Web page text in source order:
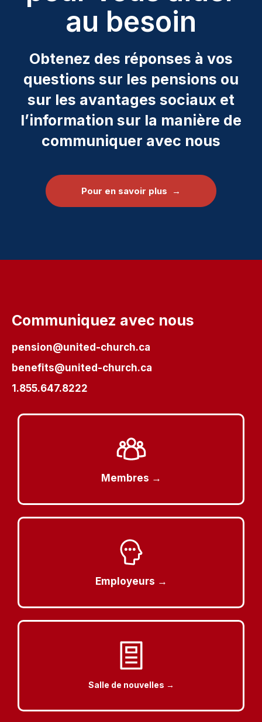
au besoin
Obtenez des réponses à vos
questions sur les pensions ou
sur les avantages sociaux et
l’information sur la manière de
communiquer avec nous
Pour en savoir plus →
Communiquez avec nous
pension@united-church.ca
benefits@united-church.ca
1.855.647.8222
Membres →
Employeurs →
Salle de nouvelles →